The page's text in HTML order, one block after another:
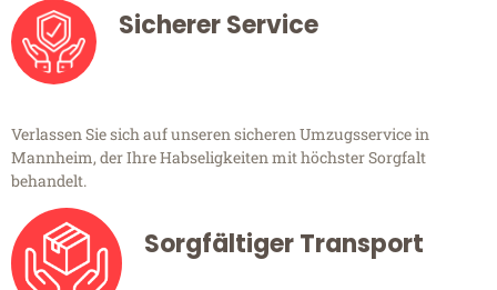
Sicherer Service
Verlassen Sie sich auf unseren sicheren Umzugsservice in
Mannheim, der Ihre Habseligkeiten mit höchster Sorgfalt
behandelt.
Sorgfältiger Transport